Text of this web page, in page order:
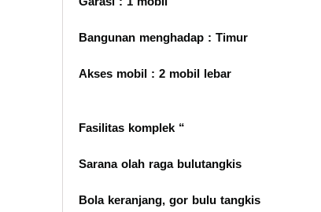
Bangunan menghadap : Timur
Akses mobil : 2 mobil lebar
Fasilitas komplek “
Sarana olah raga bulutangkis
Bola keranjang, gor bulu tangkis